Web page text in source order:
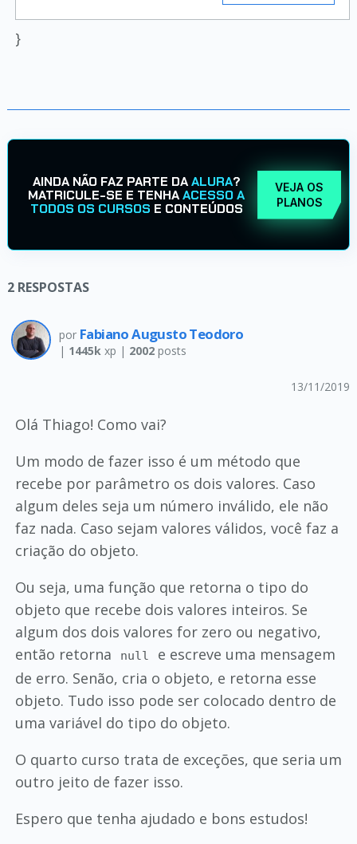
}
AINDA NÃO FAZ PARTE DAALURA?
MATRICULE-SE E TENHAACESSO A
TODOS OS CURSOS E CONTEÚDOS
VEJA OS
PLANOS
2 RESPOSTAS
por Fabiano Augusto Teodoro
| 1445kxp | 2002posts
13/11/2019
Olá Thiago! Como vai?
Um modo de fazer isso é um método que
recebe por parâmetro os dois valores. Caso
algum deles seja um número inválido, ele não
faz nada. Caso sejam valores válidos, você faz a
criação do objeto.
Ou seja, uma função que retorna o tipo do
objeto que recebe dois valores inteiros. Se
algum dos dois valores for zero ou negativo,
então retorna
null
e escreve uma mensagem
de erro. Senão, cria o objeto, e retorna esse
objeto. Tudo isso pode ser colocado dentro de
uma variável do tipo do objeto.
O quarto curso trata de exceções, que seria um
outro jeito de fazer isso.
Espero que tenha ajudado e bons estudos!